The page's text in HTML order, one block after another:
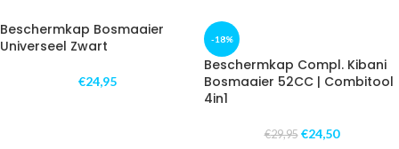
Beschermkap Bosmaaier
Universeel Zwart
€24,95
-18%
Beschermkap Compl. Kibani
Bosmaaier 52CC | Combitool
4in1
€29,95 €24,50